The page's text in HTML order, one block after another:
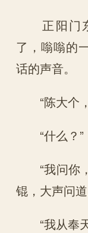
正阳门东
了，嗡嗡的
话的声音。
“陈大个，
“什么？”
“我问你，
锟，大声问道
“我从奉天